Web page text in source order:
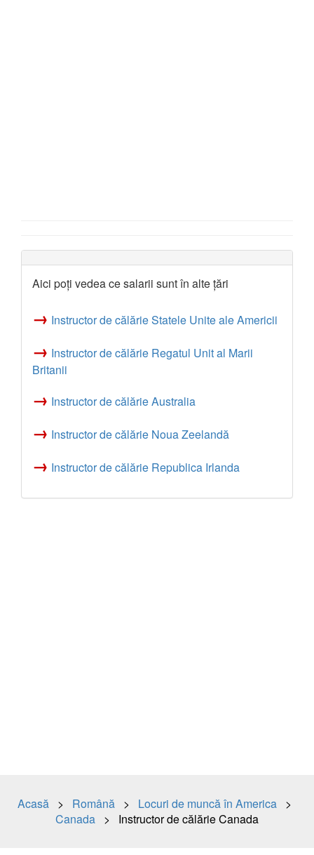
Aici poți vedea ce salarii sunt în alte țări
→ Instructor de călărie Statele Unite ale Americii
→ Instructor de călărie Regatul Unit al Marii
Britanii
→ Instructor de călărie Australia
→ Instructor de călărie Noua Zeelandă
→ Instructor de călărie Republica Irlanda
Acasă> Română> Locuri de muncă în America>
Canada > Instructor de călărie Canada